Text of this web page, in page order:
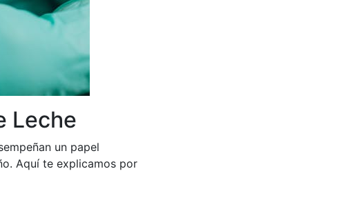
Leche
un papel
Aquí te explicamos por